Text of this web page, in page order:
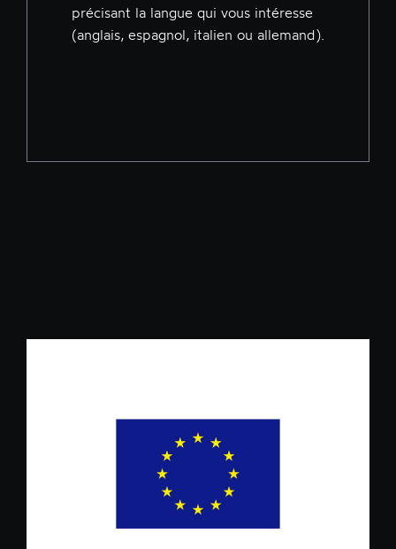
précisant la langue qui vous intéresse
(anglais, espagnol, italien ou allemand).